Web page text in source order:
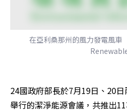
在亞利桑那州的風力發電風
24國政府部長於7月19日、20
舉行的潔淨能源會議，共推出